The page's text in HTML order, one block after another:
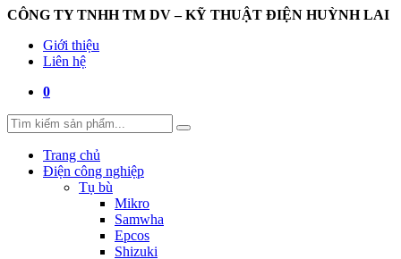
CÔNG TY TNHH TM DV – KỸ THUẬT ĐIỆN HUỲNH LAI
Giới thiệu
Liên hệ
0
Trang chủ
Điện công nghiệp
Tụ bù
Mikro
Samwha
Epcos
Shizuki